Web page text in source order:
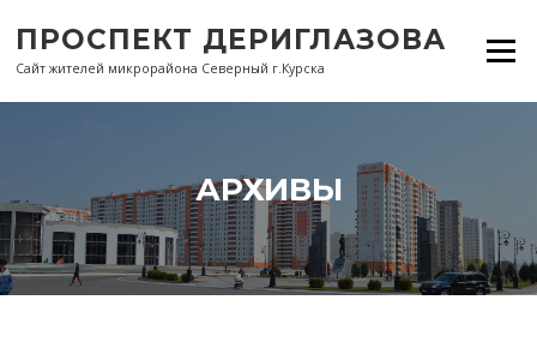
содержанию
ПРОСПЕКТ ДЕРИГЛАЗОВА
Сайт жителей микрорайона Северный г.Курска
Меню
АРХИВЫ